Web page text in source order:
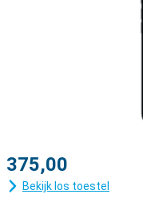
375,00
Bekijk los toestel